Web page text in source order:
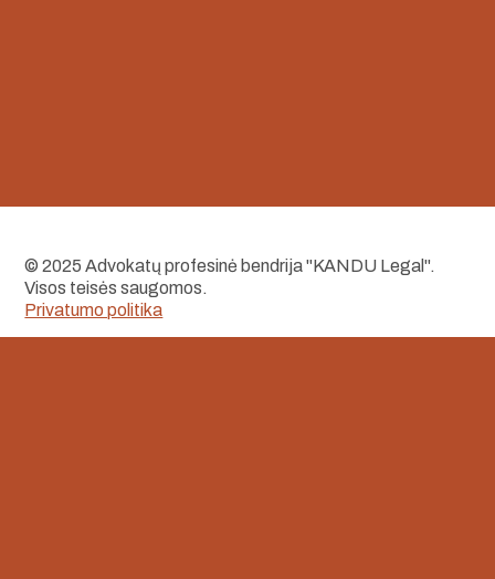
© 2025 Advokatų profesinė bendrija "KANDU Legal".
Visos teisės saugomos.
Privatumo politika